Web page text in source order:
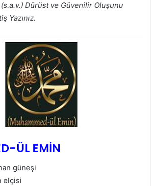
Dürüst ve Güvenilir Oluşunu
Yazınız.
ÜL EMİN
güneşі